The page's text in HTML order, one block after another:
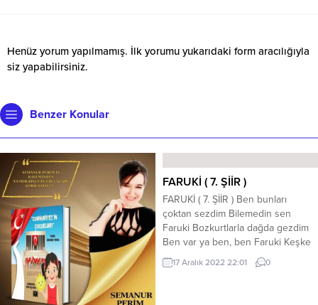
Henüz yorum yapılmamış. İlk yorumu yukarıdaki form aracılığıyla
siz yapabilirsiniz.
Benzer Konular
FARUKİ ( 7. ŞİİR )
FARUKİ ( 7. ŞİİR ) Ben bunları
çoktan sezdim Bilemedin sen
Faruki Bozkurtlarla dağda gezdim
Ben var ya ben, ben Faruki Keşke
bu havuz da dolsa Değiştir istersen
bolsa Bozkırlısın ne de olsa
17 Aralık 2022 22:01 0